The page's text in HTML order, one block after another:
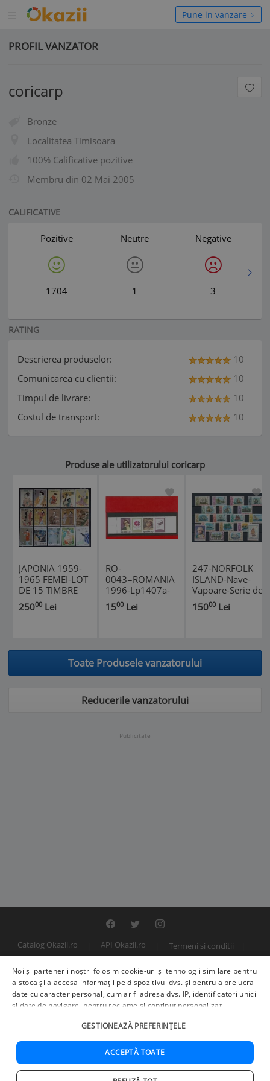
Deschide
meniul
Pune in vanzare
PROFIL VANZATOR
coricarp
Bronze
Localitatea Timisoara
100% Calificative pozitive
Membru din 02 Mai 2005
CALIFICATIVE
Pozitive
1704
Neutre
1
Negative
3
RATING
Descrierea produselor:
10
Comunicarea cu clientii:
10
Timpul de livrare:
10
Costul de transport:
10
Produse ale utilizatorului coricarp
JAPONIA 1959-
1965 FEMEI-LOT
DE 15 TIMBRE
NESTAMPILATE
MNH
25000 Lei
RO-
0043=ROMANIA
1996-Lp1407a-
Europa 96 Streif
de 2+2 viniete
1500 Lei
247-NORFOLK
ISLAND-Nave-
Vapoare-Serie de
14 timbre
nestampilate
15000 Lei
Toate Produsele vanzatorului
Reducerile vanzatorului
Publicitate
Catalog Okazii.ro API Okazii.ro
Termeni si conditii
© 2000 - 2026 S.C. BITFACTOR S.R.L.
Noi și partenerii noștri folosim cookie-uri și tehnologii similare pentru
a stoca și a accesa informații pe dispozitivul dvs. și pentru a prelucra
date cu caracter personal, cum ar fi adresa dvs. IP, identificatori unici
și date de navigare, pentru reclame și conținut personalizat,
îmbunătățirea serviciilor.Furnizori terți (225)pot, de asemenea,
prelucra datele dvs. în aceste și alte scopuri, inclusiv folosind date
precise de geolocalizare și caracteristici ale dispozitivului. Opțiunile
dvs. se aplică doar acestui site web. Unii furnizori se pot baza pe
interes legitim în loc de consimțământ; aveți dreptul să vă opuneți în
GESTIONEAZĂ PREFERINȚELE
ACCEPTĂ TOATE